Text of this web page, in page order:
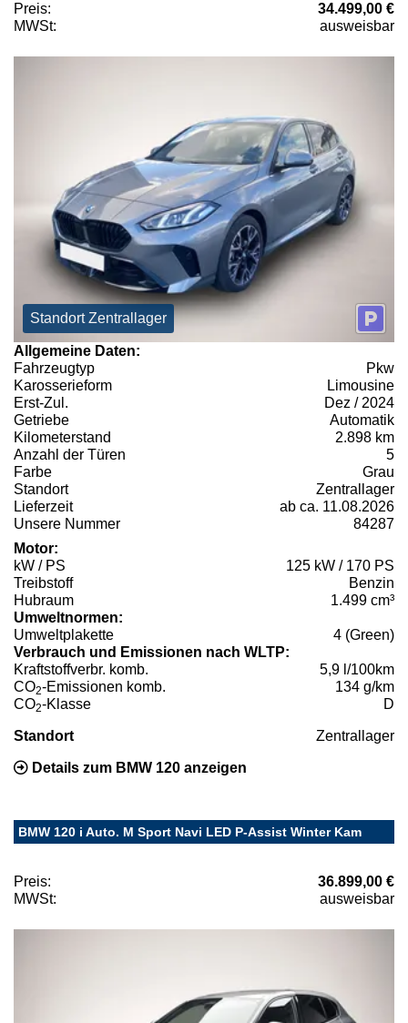
Preis:
34.499,00 €
MWSt:
ausweisbar
Standort Zentrallager
Allgemeine Daten:
Fahrzeugtyp
Pkw
Karosserieform
Limousine
Erst-Zul.
Dez / 2024
Getriebe
Automatik
Kilometerstand
2.898 km
Anzahl der Türen
5
Farbe
Grau
Standort
Zentrallager
Lieferzeit
ab ca. 11.08.2026
Unsere Nummer
84287
Motor:
kW / PS
125 kW / 170 PS
Treibstoff
Benzin
Hubraum
1.499 cm³
Umweltnormen:
Umweltplakette
4 (Green)
Verbrauch und Emissionen nach WLTP:
Kraftstoffverbr. komb.
5,9 l/100km
CO2-Emissionen komb.
134 g/km
CO2-Klasse D
Standort Zentrallager
Details zum BMW 120 anzeigen
BMW 120 i Auto. M Sport Navi LED P-Assist Winter Kam
Preis:
36.899,00 €
MWSt:
ausweisbar